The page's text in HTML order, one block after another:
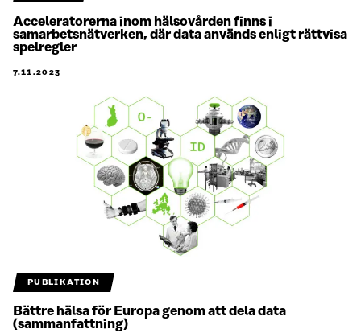
Acceleratorerna inom hälsovården finns i
samarbetsnätverken, där data används enligt rättvisa
spelregler
7.11.2023
PUBLIKATION
Bättre hälsa för Europa genom att dela data
(sammanfattning)